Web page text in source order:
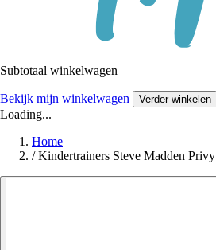
Subtotaal winkelwagen
Bekijk mijn winkelwagen Verder winkelen
Loading...
Home
/ Kindertrainers Steve Madden Privy